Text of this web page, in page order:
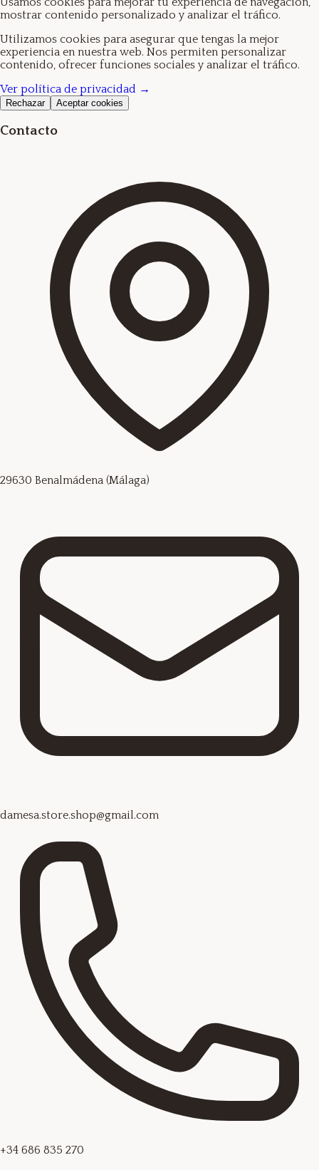
mostrar contenido personalizado y analizar el tráfico.
Utilizamos cookies para asegurar que tengas la mejor
experiencia en nuestra web. Nos permiten personalizar
contenido, ofrecer funciones sociales y analizar el tráfico.
Ver política de privacidad →
Rechazar Aceptar cookies
Contacto
29630 Benalmádena (Málaga)
damesa.store.shop@gmail.com
+34 686 835 270